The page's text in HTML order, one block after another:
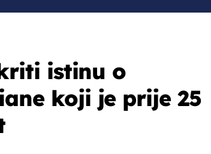
istinu o
koji je prije 25